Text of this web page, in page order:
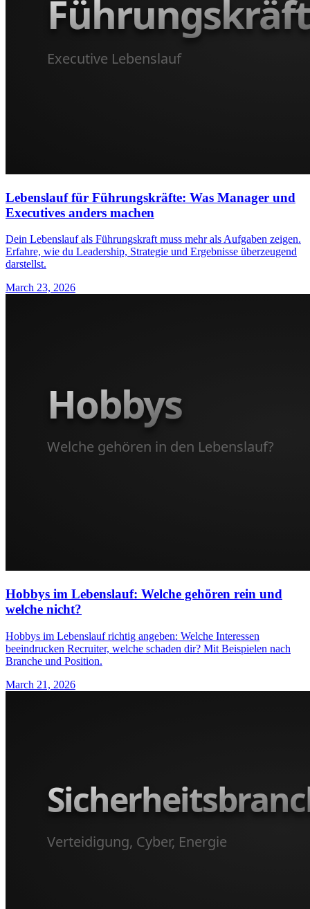
Lebenslauf für Führungskräfte: Was Manager und
Executives anders machen
Dein Lebenslauf als Führungskraft muss mehr als Aufgaben zeigen.
Erfahre, wie du Leadership, Strategie und Ergebnisse überzeugend
darstellst.
March 23, 2026
Hobbys im Lebenslauf: Welche gehören rein und
welche nicht?
Hobbys im Lebenslauf richtig angeben: Welche Interessen
beeindrucken Recruiter, welche schaden dir? Mit Beispielen nach
Branche und Position.
March 21, 2026